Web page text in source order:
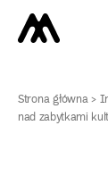
Strona główna>
nad zabytkami